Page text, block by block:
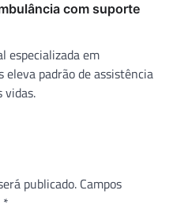
com suporte
especializada em
padrão de assistência
vidas.
publicado. Campos
*